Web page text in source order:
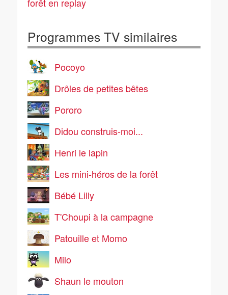
Programmes TV similaires
Pocoyo
Drôles de petites bêtes
Pororo
Didou construis-moi...
Henri le lapin
Les mini-héros de la forêt
Bébé Lilly
T'Choupi à la campagne
Patouille et Momo
Milo
Shaun le mouton